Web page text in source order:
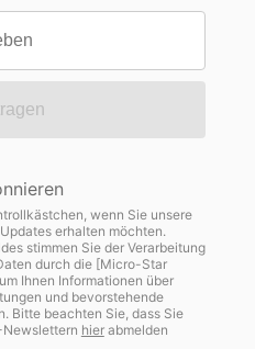
wenn Sie unsere
erhalten möchten.
stimmen Sie der Verarbeitung
durch die [Micro-Star
Ihnen Informationen über
und bevorstehende
Bitte beachten Sie, dass Sie
hierabmelden